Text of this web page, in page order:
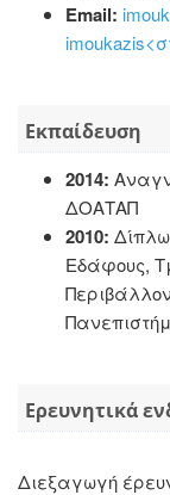
Email:
Εκπαίδευση
2014:
ΔΟΑΤΑΠ
2010:
Εδάφους,
Ερευνητικά
Διεξαγωγή